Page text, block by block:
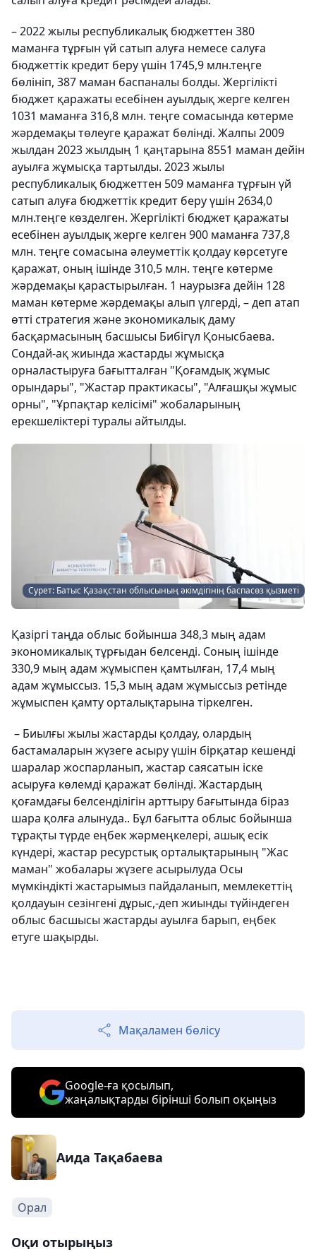
– 2022 жылы республикалық бюджеттен 380
маманға тұрғын үй сатып алуға немесе салуға
бюджеттік кредит беру үшін 1745,9 млн.теңге
бөлініп, 387 маман баспаналы болды. Жергілікті
бюджет қаражаты есебінен ауылдық жерге келген
1031 маманға 316,8 млн. теңге сомасында көтерме
жәрдемақы төлеуге қаражат бөлінді. Жалпы 2009
жылдан 2023 жылдың 1 қаңтарына 8551 маман дейін
ауылға жұмысқа тартылды. 2023 жылы
республикалық бюджеттен 509 маманға тұрғын үй
сатып алуға бюджеттік кредит беру үшін 2634,0
млн.теңге көзделген. Жергілікті бюджет қаражаты
есебінен ауылдық жерге келген 900 маманға 737,8
млн. теңге сомасына әлеуметтік қолдау көрсетуге
қаражат, оның ішінде 310,5 млн. теңге көтерме
жәрдемақы қарастырылған. 1 наурызға дейін 128
маман көтерме жәрдемақы алып үлгерді, – деп атап
өтті стратегия және экономикалық даму
басқармасының басшысы Бибігүл Қонысбаева.
Сондай-ақ жиында жастарды жұмысқа
орналастыруға бағытталған "Қоғамдық жұмыс
орындары", "Жастар практикасы", "Алғашқы жұмыс
орны", "Ұрпақтар келісімі" жобаларының
ерекшеліктері туралы айтылды.
Сурет: Батыс Қазақстан облысының әкімдігінің баспасөз қызметі
Қазіргі таңда облыс бойынша 348,3 мың адам
экономикалық тұрғыдан белсенді. Соның ішінде
330,9 мың адам жұмыспен қамтылған, 17,4 мың
адам жұмыссыз. 15,3 мың адам жұмыссыз ретінде
жұмыспен қамту орталықтарына тіркелген.
– Биылғы жылы жастарды қолдау, олардың
бастамаларын жүзеге асыру үшін бірқатар кешенді
шаралар жоспарланып, жастар саясатын іске
асыруға көлемді қаражат бөлінді. Жастардың
қоғамдағы белсенділігін арттыру бағытында біраз
шара қолға алынуда.. Бұл бағытта облыс бойынша
тұрақты түрде еңбек жәрмеңкелері, ашық есік
күндері, жастар ресурстық орталықтарының "Жас
маман" жобалары жүзеге асырылуда Осы
мүмкіндікті жастарымыз пайдаланып, мемлекеттің
қолдауын сезінгені дұрыс,-деп жиынды түйіндеген
облыс басшысы жастарды ауылға барып, еңбек
етуге шақырды.
Мақаламен бөлісу
Google-ға қосылып,
жаңалықтарды бірінші болып оқыңыз
Аида Тақабаева
Орал
Оқи отырыңыз